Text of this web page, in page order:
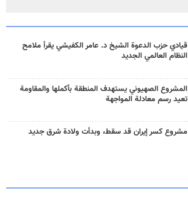
قيادي حزب الدعوة الشيخ د. عامر الكفيشي يقرأ ملامح
النظام العالمي الجديد
المشروع الصهيوني يستهدف المنطقة بأكملها والمقاومة
تعيد رسم معادلة المواجهة
مشروع كسر إيران قد سقط، وبدأت ولادة شرق جديد